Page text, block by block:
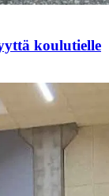
koulutielle